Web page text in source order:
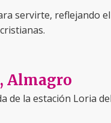
servirte, reflejando
Almagro
de la estación Loria